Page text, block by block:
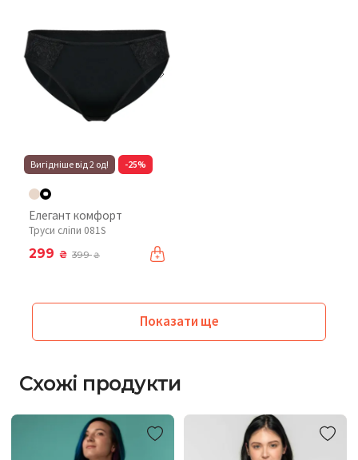
Вигідніше від 2 од! -25%
Елегант комфорт
Труси сліпи 081S
299 ₴ 399₴
Показати ще
Схожі продукти